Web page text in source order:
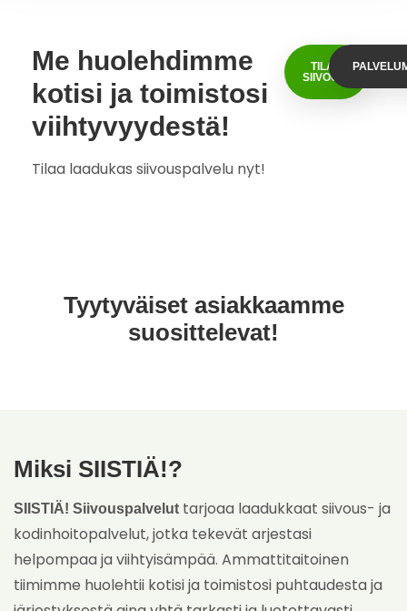
Me huolehdimme
kotisi ja toimistosi
viihtyvyydestä!
Tilaa laadukas siivouspalvelu nyt!
TILAA
SIIVOUS!
Tyytyväiset asiakkaamme
suosittelevat!
Miksi SIISTIÄ!?
SIISTIÄ! Siivouspalvelut tarjoaa laadukkaat siivous- ja
kodinhoitopalvelut, jotka tekevät arjestasi
helpompaa ja viihtyisämpää. Ammattitaitoinen
tiimimme huolehtii kotisi ja toimistosi puhtaudesta ja